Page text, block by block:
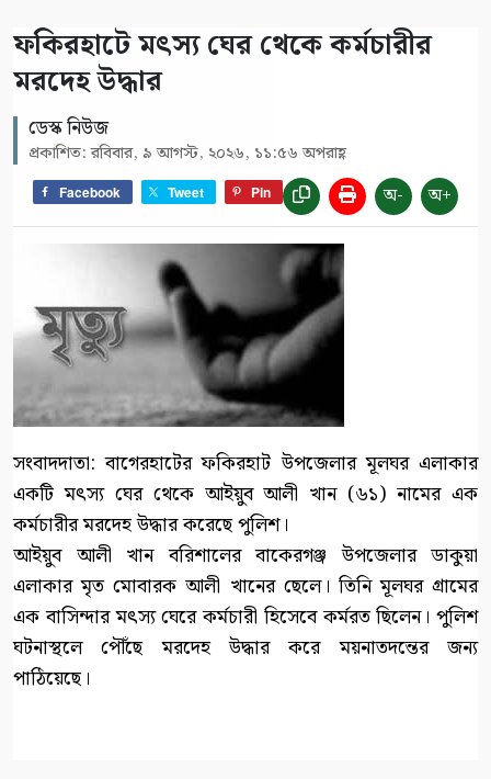
ফকিরহাটে মৎস্য ঘের থেকে কর্মচারীর
মরদেহ উদ্ধার
ডেস্ক নিউজ
প্রকাশিত: রবিবার, ৯ আগস্ট, ২০২৬, ১১:৫৬ অপরাহ্ণ
Facebook Tweet Pin অ- অ+
সংবাদদাতা: বাগেরহাটের ফকিরহাট উপজেলার মূলঘর এলাকার
একটি মৎস্য ঘের থেকে আইয়ুব আলী খান (৬১) নামের এক
কর্মচারীর মরদেহ উদ্ধার করেছে পুলিশ।
আইয়ুব আলী খান বরিশালের বাকেরগঞ্জ উপজেলার ডাকুয়া
এলাকার মৃত মোবারক আলী খানের ছেলে। তিনি মূলঘর গ্রামের
এক বাসিন্দার মৎস্য ঘেরে কর্মচারী হিসেবে কর্মরত ছিলেন। পুলিশ
ঘটনাস্থলে পৌঁছে মরদেহ উদ্ধার করে ময়নাতদন্তের জন্য
পাঠিয়েছে।